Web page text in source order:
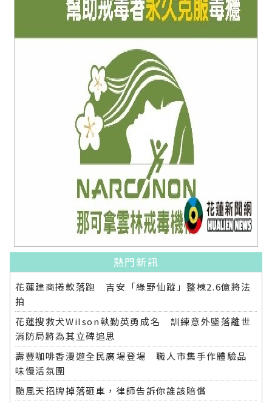
熱門新訊
花蓮建商捲款落跑 吉安「綠野仙蹤」整棟2.6億將法
拍
花蓮搜救犬Wilson執勤英勇成名 訓練意外墜落離世
消防局將為其立碑追思
壽豐咖啡香漫遊全民廣場登場 職人市集手作體驗品
味慢活氛圍
颱風天招牌掉落砸車，律師告訴你誰該賠償